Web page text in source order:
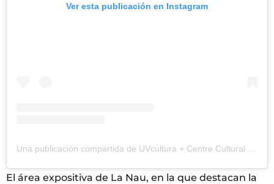
Ver esta publicación en Instagram
El área expositiva de La Nau, en la que destacan la